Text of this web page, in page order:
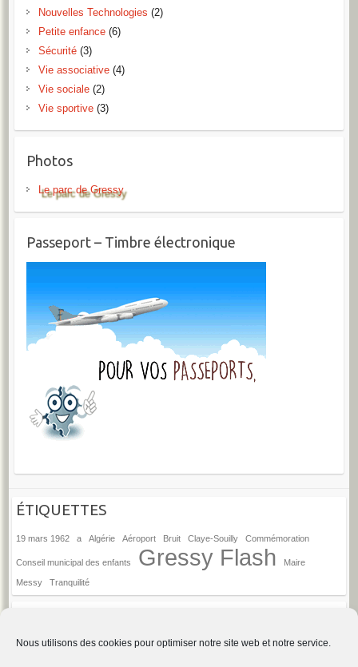
Nous utilisons des cookies pour optimiser notre site web et notre service.
Nouvelles Technologies (2)
Petite enfance(6)
Sécurité(3)
Vie associative(4)
Vie sociale(2)
Vie sportive(3)
Photos
Le parc de Gressy
Passeport – Timbre électronique
ÉTIQUETTES
19 mars 1962 a Algérie Aéroport Bruit Claye-Souilly Commémoration
Conseil municipal des enfants Gressy Flash Maire
Messy Tranquilité
Anciens